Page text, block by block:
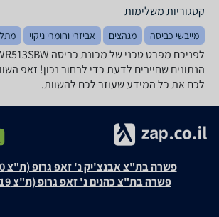
קטגוריות משלימות
מייבשי כביסה מגהצים אביזרי וחומרי ניקוי
הנתונים שחייבים לדעת כדי לבחור נכון! זאפ
לכם את כל המידע שעוזר לכם להשוות.
פשרה בת"צ אבנצ'יק נ' זאפ גרופ (ת"צ 23008-08-20)
פשרה בת"צ כהנים נ' זאפ גרופ (ת"צ 60371-12-19)